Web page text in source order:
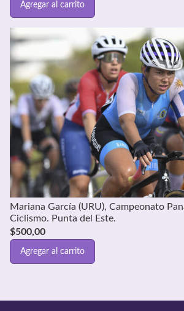
Agregar al carrito
Mariana García (URU), Campeonato
Ciclismo. Punta del Este.
$500,00
Agregar al carrito